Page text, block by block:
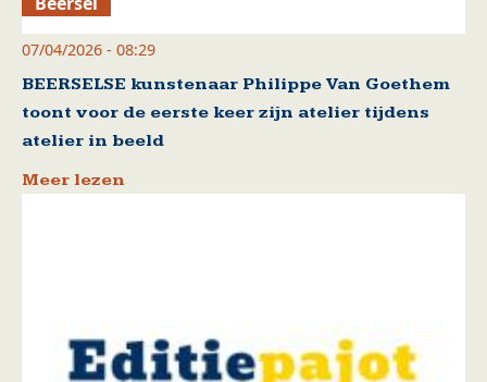
07/04/2026 - 08:29
BEERSELSE kunstenaar Philippe Van Goethem
toont voor de eerste keer zijn atelier tijdens
atelier in beeld
Meer lezen